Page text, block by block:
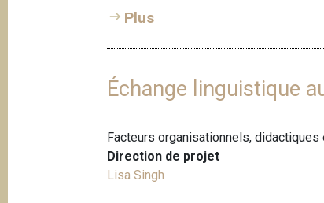
Plus
Échange linguistique
Facteurs organisationnels,
Direction de projet
Lisa Singh